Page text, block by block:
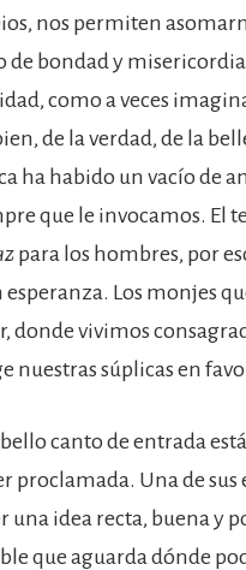
nos permiten
de bondad y
como a veces
de la verdad, de la
ha habido un vacío de
que le invocamos. El
para los hombres, por
esperanza. Los monjes
donde vivimos
nuestras súplicas en
bello canto de entrada
proclamada. Una de
una idea recta, buena y
que aguarda dónde